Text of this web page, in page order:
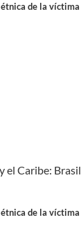
de la víctima
el Caribe: Brasil
de la víctima